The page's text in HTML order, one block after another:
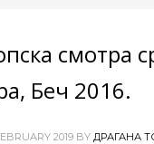
смотра
Беч 2016.
2019 BY ДРАГАНА